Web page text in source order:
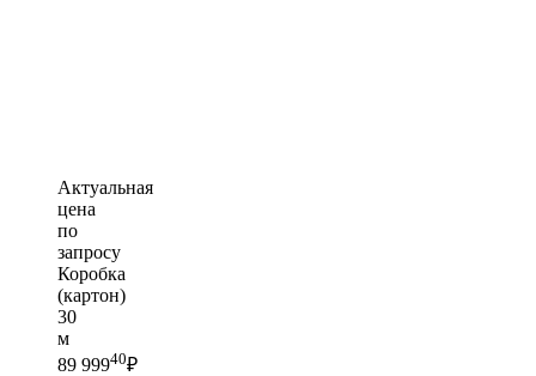
Актуальная
цена
по
запросу
Коробка
(картон)
30
м
89 99940₽